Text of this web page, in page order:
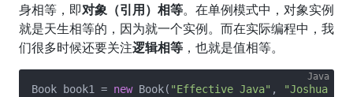
身相等，即对象（引用）相等。在单例模式中，对象实例
就是天生相等的，因为就一个实例。而在实际编程中，我
们很多时候还要关注逻辑相等 ，也就是值相等。
Book book1 = new Book( "Effective Java" ,
"Joshua